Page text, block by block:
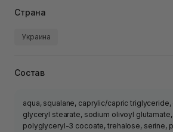
Страна
Украина
Состав
aqua, squalane, caprylic/capric
glyceryl stearate, sodium olivoyl
polyglyceryl-3 cocoate, trehalose, serine,